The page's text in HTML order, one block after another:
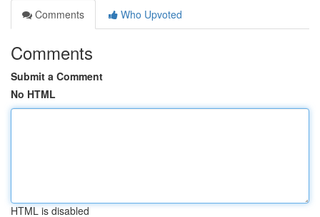
Comments
Who Upvoted
Comments
Submit a Comment
No HTML
HTML is disabled